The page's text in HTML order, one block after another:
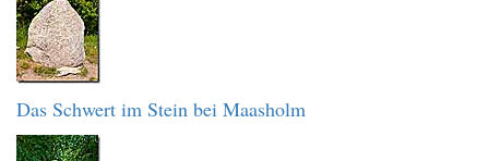
Das Schwert im Stein bei Maasholm